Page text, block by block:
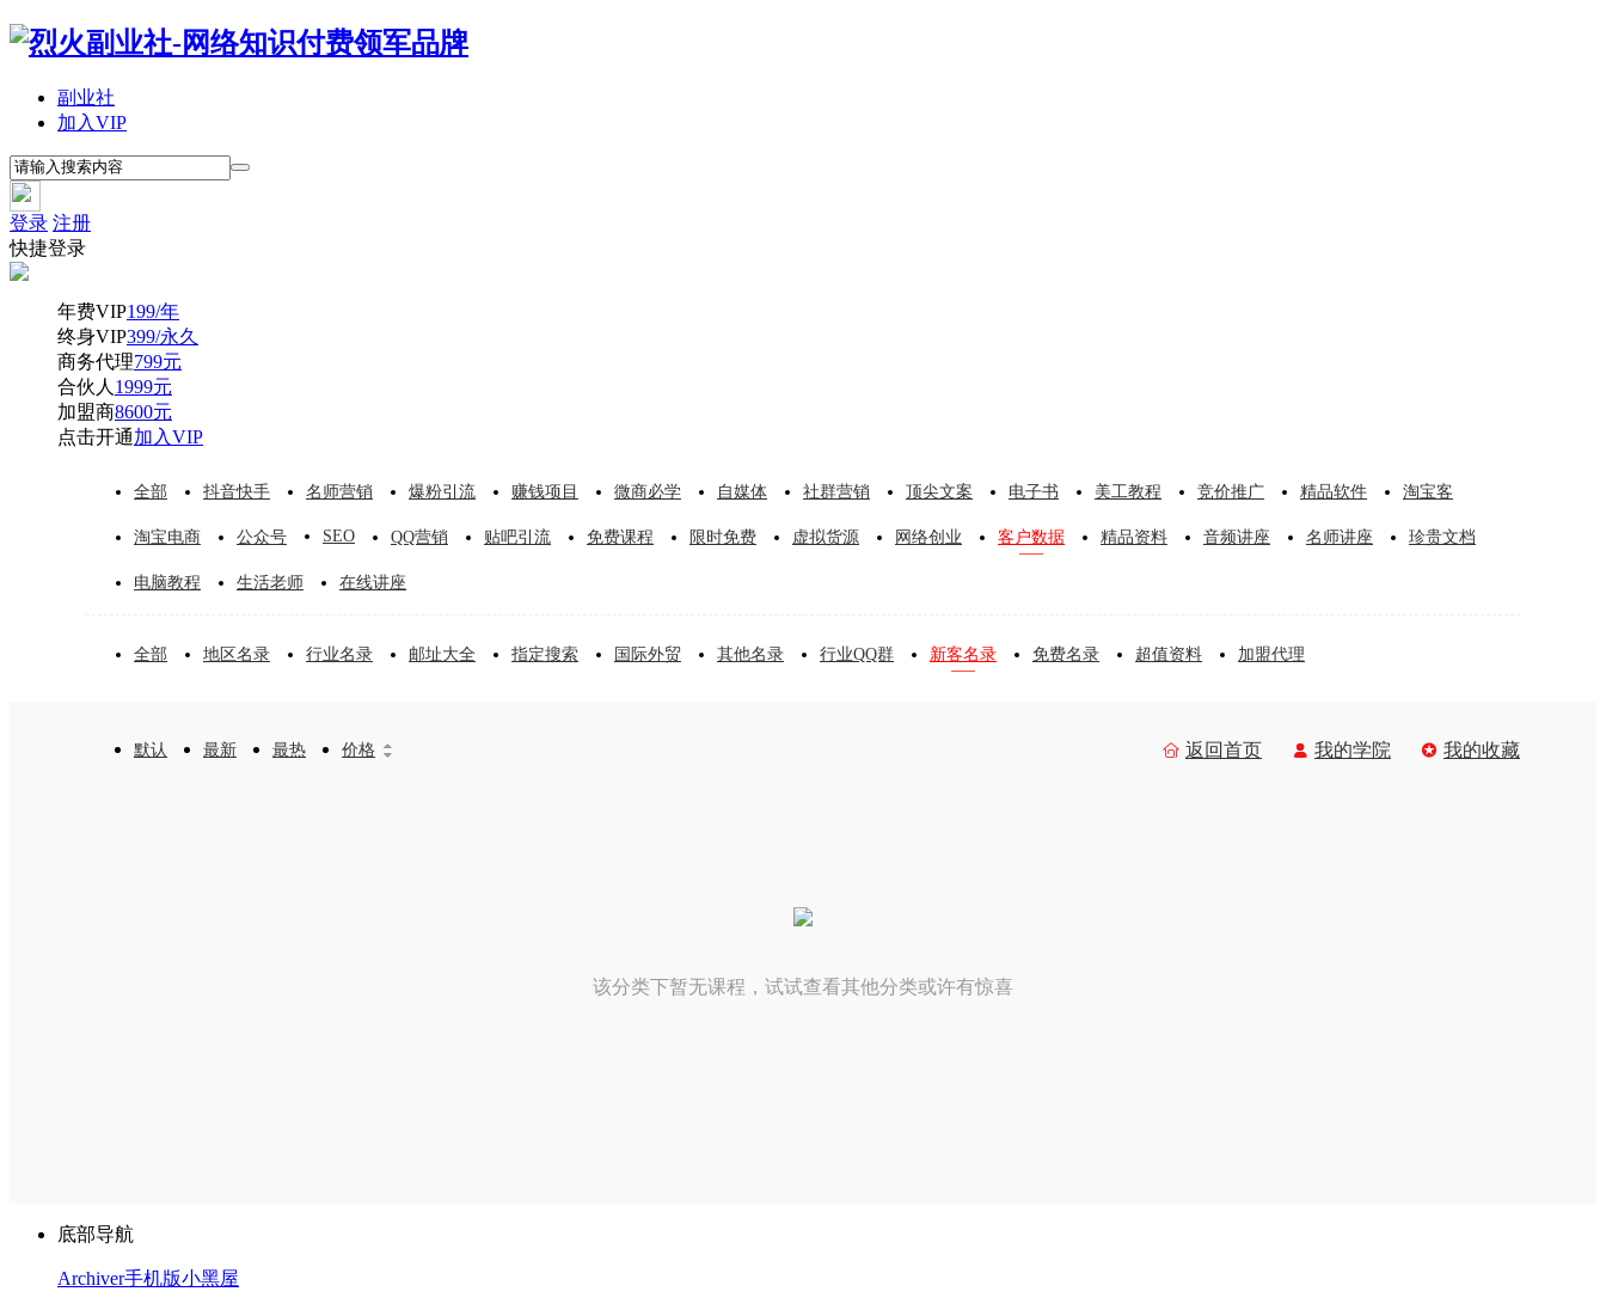
副业社
加入VIP
登录 注册
快捷登录
年费VIP199/年
终身VIP399/永久
商务代理799元
合伙人 1999元
加盟商8600元
点击开通加入VIP
全部 抖音快手 名师营销 爆粉引流 赚钱项目 微商必学 自媒体 社群营销 顶尖文案 电子书 美工教程 竞价推广 精品软件 淘宝客
淘宝电商 公众号 SEO QQ营销 贴吧引流 免费课程 限时免费 虚拟货源 网络创业 客户数据 精品资料 音频讲座 名师讲座 珍贵文档
电脑教程 生活老师 在线讲座
全部 地区名录 行业名录 邮址大全 指定搜索 国际外贸 其他名录 行业QQ群 新客名录 免费名录 超值资料 加盟代理
 返回首页  我的学院  我的收藏
默认 最新 最热 价格 

该分类下暂无课程，试试查看其他分类或许有惊喜
底部导航
Archiver手机版小黑屋